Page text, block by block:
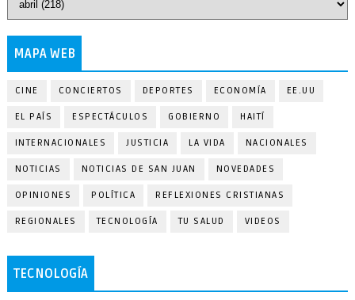
MAPA WEB
CINE CONCIERTOS DEPORTES ECONOMÍA EE.UU
EL PAÍS ESPECTÁCULOS GOBIERNO HAITÍ
INTERNACIONALES JUSTICIA LA VIDA NACIONALES
NOTICIAS NOTICIAS DE SAN JUAN NOVEDADES
OPINIONES POLÍTICA REFLEXIONES CRISTIANAS
REGIONALES TECNOLOGÍA TU SALUD VIDEOS
TECNOLOGÍA